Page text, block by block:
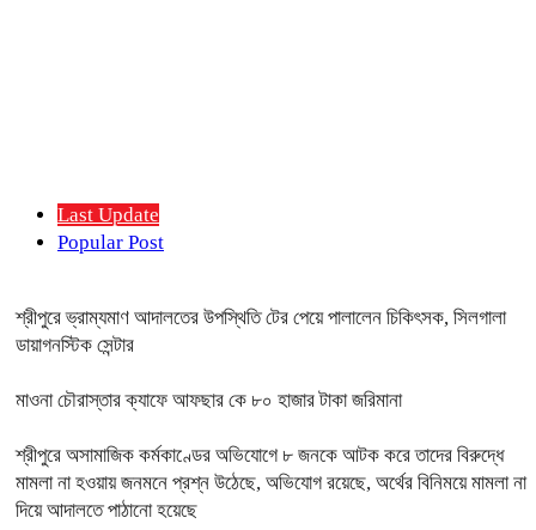
Last Update
Popular Post
শ্রীপুরে ভ্রাম্যমাণ আদালতের উপস্থিতি টের পেয়ে পালালেন চিকিৎসক, সিলগালা
ডায়াগনস্টিক সেন্টার
মাওনা চৌরাস্তার ক্যাফে আফছার কে ৮০ হাজার টাকা জরিমানা
শ্রীপুরে অসামাজিক কর্মকাণ্ডের অভিযোগে ৮ জনকে আটক করে তাদের বিরুদ্ধে
মামলা না হওয়ায় জনমনে প্রশ্ন উঠেছে, অভিযোগ রয়েছে, অর্থের বিনিময়ে মামলা না
দিয়ে আদালতে পাঠানো হয়েছে